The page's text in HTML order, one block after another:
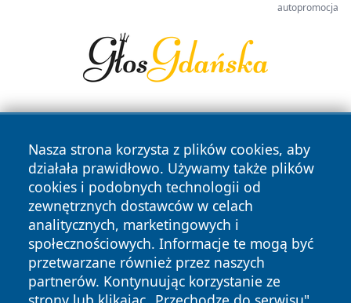
autopromocja
Nasza strona korzysta z plików cookies, aby
działała prawidłowo. Używamy także plików
cookies i podobnych technologii od
zewnętrznych dostawców w celach
analitycznych, marketingowych i
społecznościowych. Informacje te mogą być
przetwarzane również przez naszych
partnerów. Kontynuując korzystanie ze
Copyright © 2026 wiadomosciplock.pl Wszystkie prawa
zastrzeżone.
News Autorzy
Polityka
Polityka